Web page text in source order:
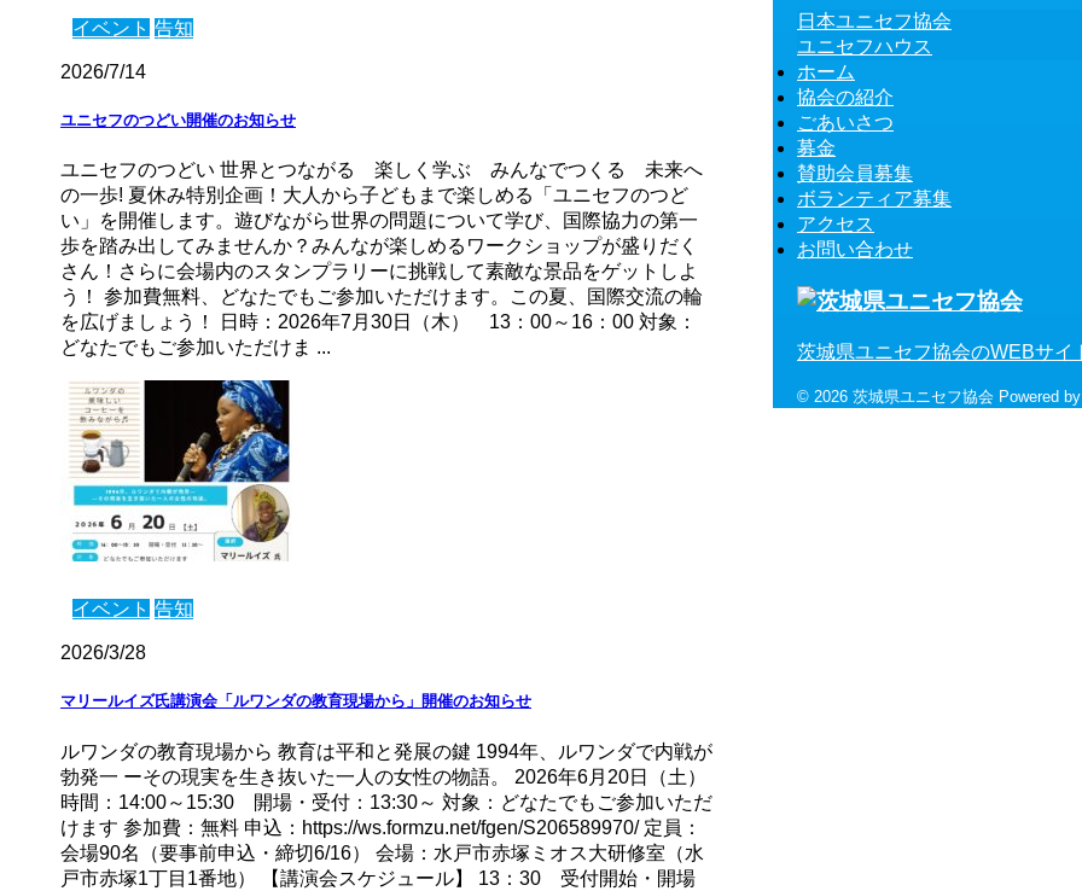
イベント 告知
2026/7/14
ユニセフのつどい開催のお知らせ
ユニセフのつどい 世界とつながる 楽しく学ぶ みんなでつくる 未来へ
の一歩! 夏休み特別企画！大人から子どもまで楽しめる「ユニセフのつど
い」を開催します。遊びながら世界の問題について学び、国際協力の第一
歩を踏み出してみませんか？みんなが楽しめるワークショップが盛りだく
さん！さらに会場内のスタンプラリーに挑戦して素敵な景品をゲットしよ
う！ 参加費無料、どなたでもご参加いただけます。この夏、国際交流の輪
を広げましょう！ 日時：2026年7月30日（木） 13：00～16：00 対象：
どなたでもご参加いただけま ...
イベント 告知
2026/3/28
マリールイズ氏講演会「ルワンダの教育現場から」開催のお知らせ
ルワンダの教育現場から 教育は平和と発展の鍵 1994年、ルワンダで内戦が
勃発一 ーその現実を生き抜いた一人の女性の物語。 2026年6月20日（土）
時間：14:00～15:30 開場・受付：13:30～ 対象：どなたでもご参加いただ
けます 参加費：無料 申込：https://ws.formzu.net/fgen/S206589970/ 定員：
会場90名（要事前申込・締切6/16） 会場：水戸市赤塚ミオス大研修室（水
戸市赤塚1丁目1番地） 【講演会スケジュール】 13：30 受付開始・開場
日本ユニセフ協会
ユニセフハウス
ホーム
協会の紹介
ごあいさつ
募金
賛助会員募集
ボランティア募集
アクセス
お問い合わせ
茨城県ユニセフ協会のWEBサイ
© 2026 茨城県ユニセフ協会 Powered by